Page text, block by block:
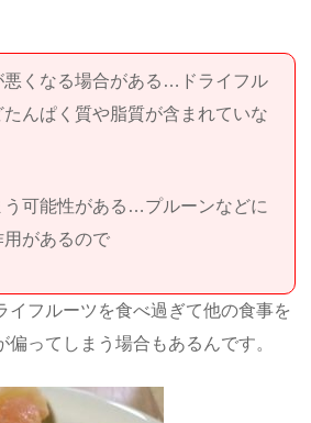
悪くなる場合がある…ドライフル
んぱく質や脂質が含まれていな
う可能性がある…プルーンなどに
があるので
イフルーツを食べ過ぎて他の食事を
偏ってしまう場合もあるんです。